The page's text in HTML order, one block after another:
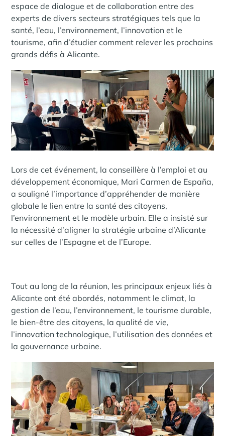
espace de dialogue et de collaboration entre des
experts de divers secteurs stratégiques tels que la
santé, l’eau, l’environnement, l’innovation et le
tourisme, afin d’étudier comment relever les prochains
grands défis à Alicante.
Lors de cet événement, la conseillère à l’emploi et au
développement économique, Mari Carmen de España,
a souligné l’importance d’appréhender de manière
globale le lien entre la santé des citoyens,
l’environnement et le modèle urbain. Elle a insisté sur
la nécessité d’aligner la stratégie urbaine d’Alicante
sur celles de l’Espagne et de l’Europe.
Tout au long de la réunion, les principaux enjeux liés à
Alicante ont été abordés, notamment le climat, la
gestion de l’eau, l’environnement, le tourisme durable,
le bien-être des citoyens, la qualité de vie,
l’innovation technologique, l’utilisation des données et
la gouvernance urbaine.